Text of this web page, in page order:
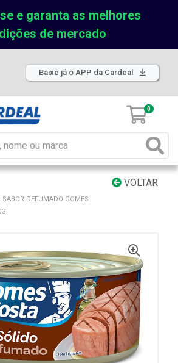
e garanta as melhores
de mercado
Baixe já o APP da Cardeal
0
VOLTAR
DEFUMADO GOMES